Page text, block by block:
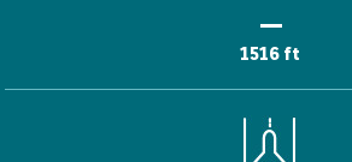
1516 ft